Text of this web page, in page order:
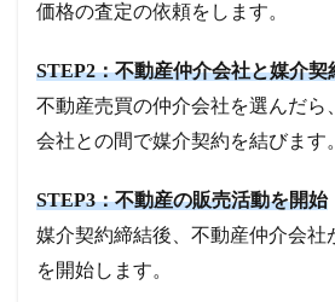
価格の査定の依頼をします。
STEP2：不動産仲介会社と媒介契
不動産売買の仲介会社を選んだら
会社との間で媒介契約を結びます。
STEP3：不動産の販売活動を開始
媒介契約締結後、不動産仲介会社
を開始します。